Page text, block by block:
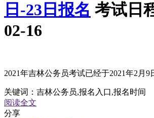
日-23日报名 考试日
02-16
2021年吉林公务员考试已经于2021年2月9
关键词： 吉林公务员,报名入口,报名时间
阅读全文
分享